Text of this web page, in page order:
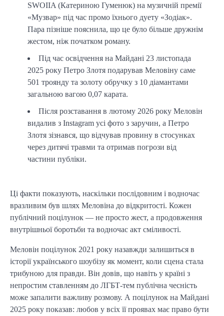
SWOIIA (Катериною Гуменюк) на музичній премії
«Музвар» під час промо їхнього дуету «Зодіак».
Пара пізніше пояснила, що це було більше дружнім
жестом, ніж початком роману.
Під час освідчення на Майдані 23 листопада
2025 року Петро Злотя подарував Меловіну саме
501 троянду та золоту обручку з 10 діамантами
загальною вагою 0,07 карата.
Після розставання в лютому 2026 року Меловін
видалив з Instagram усі фото з заручин, а Петро
Злотя зізнався, що відчував провину в стосунках
через дитячі травми та отримав погрози від
частини публіки.
Ці факти показують, наскільки послідовним і водночас
вразливим був шлях Меловіна до відкритості. Кожен
публічний поцілунок — не просто жест, а продовження
внутрішньої боротьби та водночас акт сміливості.
Меловін поцілунок 2021 року назавжди залишиться в
історії українського шоубізу як момент, коли сцена стала
трибуною для правди. Він довів, що навіть у країні з
непростим ставленням до ЛГБТ-тем публічна чесність
може запалити важливу розмову. А поцілунок на Майдані
2025 року показав: любов у всіх її проявах має право бути